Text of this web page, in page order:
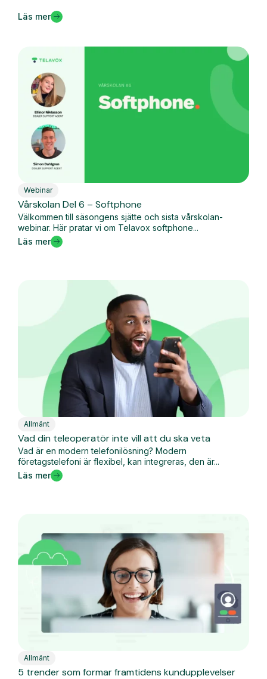
Läs mer
Webinar
Vårskolan Del 6 – Softphone
Välkommen till säsongens sjätte och sista vårskolan-
webinar. Här pratar vi om Telavox softphone...
Läs mer
Allmänt
Vad din teleoperatör inte vill att du ska veta
Vad är en modern telefonilösning? Modern
företagstelefoni är flexibel, kan integreras, den är...
Läs mer
Allmänt
5 trender som formar framtidens kundupplevelser